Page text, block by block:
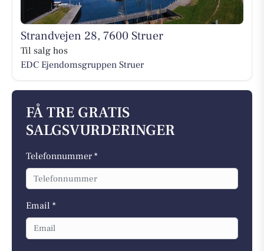
Strandvejen 28, 7600 Struer
Til salg hos
EDC Ejen­doms­grup­pen Struer
FÅ TRE GRATIS
SALGSVURDERINGER
Telefonnummer *
Email *